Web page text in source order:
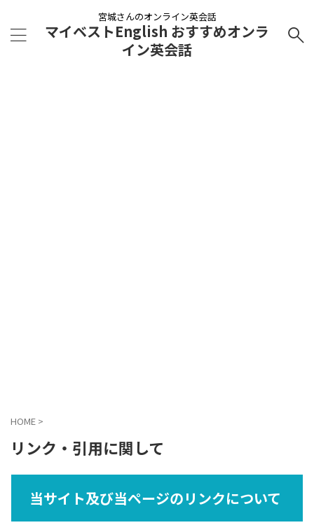
宮城さんのオンライン英会話
マイベストEnglish おすすめオンラ
イン英会話
HOME >
リンク・引用に関して
当サイト及び当ページのリンクについて